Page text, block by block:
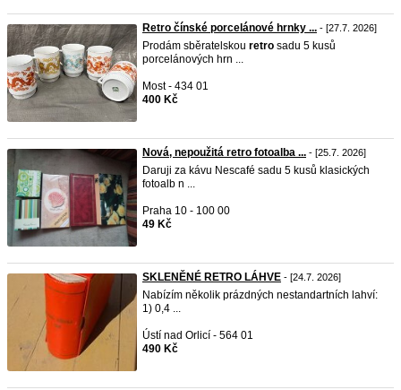
Retro čínské porcelánové hrnky ... - [27.7. 2026]
Prodám sběratelskou retro sadu 5 kusů
porcelánových hrn ...
Most - 434 01
400 Kč
Nová, nepoužitá retro fotoalba ... - [25.7. 2026]
Daruji za kávu Nescafé sadu 5 kusů klasických
fotoalb n ...
Praha 10 - 100 00
49 Kč
SKLENĚNÉ RETRO LÁHVE - [24.7. 2026]
Nabízím několik prázdných nestandartních lahví:
1) 0,4 ...
Ústí nad Orlicí - 564 01
490 Kč